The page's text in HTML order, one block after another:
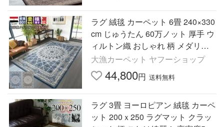
ラグ 絨毯 カーペット 6畳 240×330
cm じゅうたん 60万ノット 厚手 ウ
ィルトン織 おしゃれ 柄 メダリオ
ン ブルー ブラウン 丸巻き 当社在
庫 (スコープ240×330)
大漁カーペット ヤフーショップ
44,800円 送料無料
ラグ 3畳 ヨーロピアン 絨毯 カーペ
ット 200ｘ250 ラグマット クラッ